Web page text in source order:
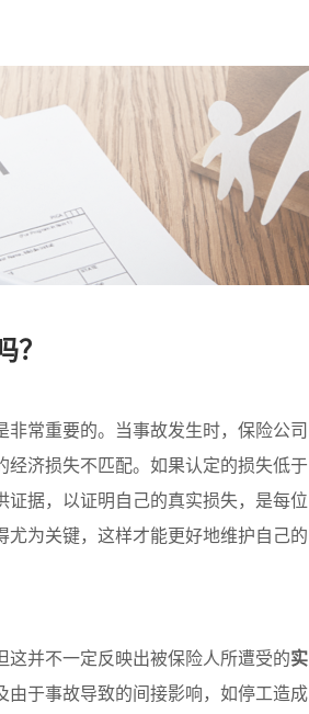
非常重要的。当事故发生时，保险公司
济损失不匹配。如果认定的损失低于
据，以证明自己的真实损失，是每位
为关键，这样才能更好地维护自己的
并不一定反映出被保险人所遭受的实
于事故导致的间接影响，如停工造成